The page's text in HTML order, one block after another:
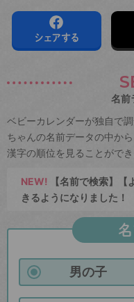
シェアする
名前
ベビーカレンダーが独自で
ちゃんの名前データの中か
漢字の順位を見ることができ
NEW! 【名前で検索】【
きるようになりました！
男の子